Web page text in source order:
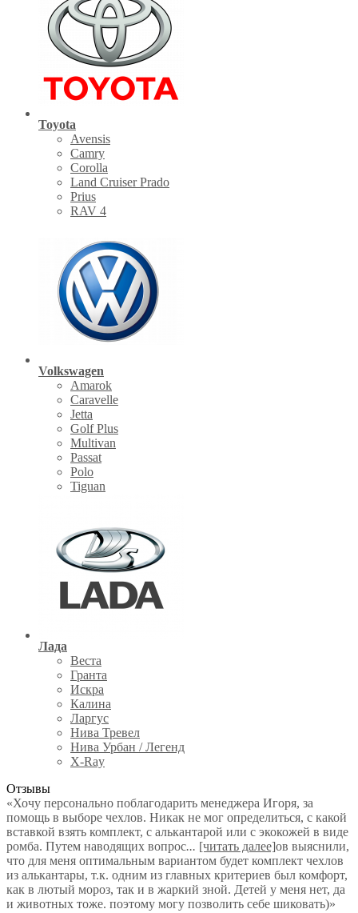
Toyota
Avensis
Camry
Corolla
Land Cruiser Prado
Prius
RAV 4
Volkswagen
Amarok
Caravelle
Jetta
Golf Plus
Multivan
Passat
Polo
Tiguan
Лада
Веста
Гранта
Искра
Калина
Ларгус
Нива Тревел
Нива Урбан / Легенд
X-Ray
Отзывы
«Хочу персонально поблагодарить менеджера Игоря, за
помощь в выборе чехлов. Никак не мог определиться, с какой
вставкой взять комплект, с алькантарой или с экокожей в виде
ромба. Путем наводящих вопрос... [читать далее]ов выяснили,
что для меня оптимальным вариантом будет комплект чехлов
из алькантары, т.к. одним из главных критериев был комфорт,
как в лютый мороз, так и в жаркий зной. Детей у меня нет, да
и животных тоже. поэтому могу позволить себе шиковать)»